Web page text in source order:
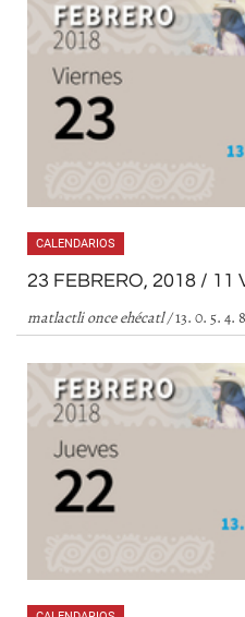
CALENDARIOS
23 FEBRERO, 2018 / 11
matlactli once ehécatl /13. 0. 5. 4.